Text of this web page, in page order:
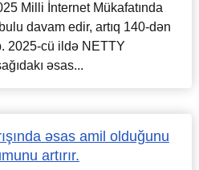
Milli İnternet Mükafatında
davam edir, artıq 140-dən
2025-cü ildə NETTY
əsas...
əsas amil olduğunu
artırır.